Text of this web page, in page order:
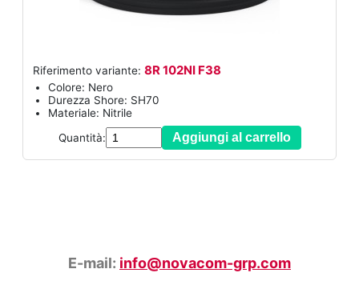
Riferimento variante: 8R 102NI F38
Colore: Nero
Durezza Shore: SH70
Materiale: Nitrile
Quantità:
Aggiungi al carrello
E-mail: info@novacom-grp.com